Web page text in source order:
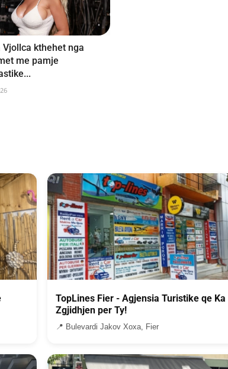
Vjollca kthehet nga
me pamje
TopLines Fier - Agjensia Turistike qe Ka
Zgjidhjen per Ty!
📍 Bulevardi Jakov Xoxa, Fier